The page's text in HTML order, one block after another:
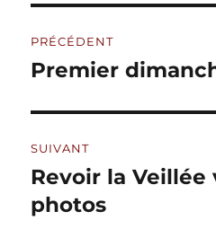
R
A
I
E
:
de
PRÉCÉDENT
Publication
Premier
SUIVANT
Publication
suivante :
Revoir la Veillée
photos